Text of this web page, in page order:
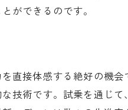
ができるのです。
直接体感する絶好の機
技術です。試乗を通じ